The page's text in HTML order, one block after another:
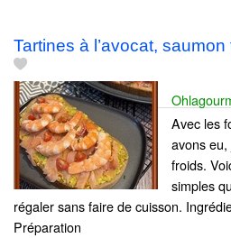
Tartines à l’avocat,
Avec les
avons eu,
froids.
simples
régaler sans faire de cuisson.
Préparation